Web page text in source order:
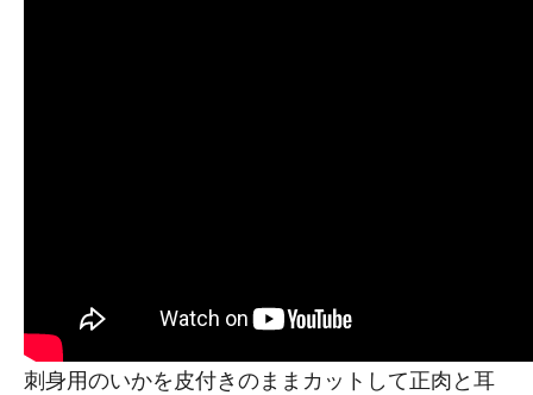
刺身用のいかを皮付きのままカットして正肉と耳